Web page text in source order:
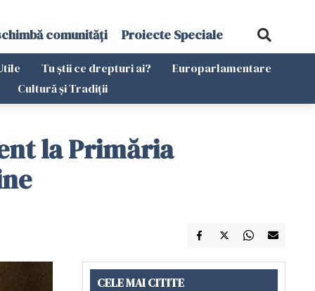
comunități Proiecte Speciale
Tu știi ce drepturi ai?
Europarlamentare
Cultură și Tradiții
la Primăria
CELE MAI CITITE